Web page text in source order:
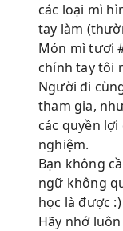
các loại mì
tay làm
Món mì tươi
chính tay tôi
Người đi
tham gia,
các quyền
nghiệm.
Bạn không
ngữ không
học là được :)
Hãy nhớ